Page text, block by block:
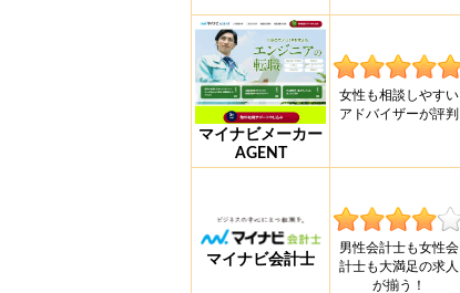
マイナビメーカー
AGENT
女性も相談しやすい
アドバイザーが評判
マイナビ会計士
男性会計士も女性会
計士も大満足の求人
が揃う！